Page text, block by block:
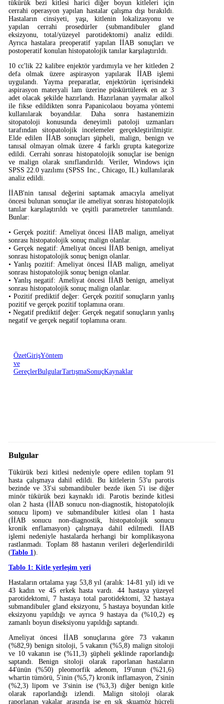
tükürük bezi kitlesi harici diğer boyun kitleleri için
cerrahi operasyon yapılan hastalar çalışma dışı bırakıldı.
Hastaların cinsiyeti, yaşı, kitlenin lokalizasyonu ve
yapılan cerrahi prosedürler (submandibuler gland
eksizyonu, total/yüzeyel parotidektomi) analiz edildi.
Ayrıca hastalara preoperatif yapılan İİAB sonuçları ve
postoperatif konulan histopatolojik tanılar karşılaştırıldı.
10 cc'lik 22 kalibre enjektör yardımıyla ve her kitleden 2
defa olmak üzere aspirasyon yapılarak İİAB işlemi
uygulandı. Yayma preparatlar, enjektörün içerisindeki
aspirasyon materyali lam üzerine püskürtülerek en az 3
adet olacak şekilde hazırlandı. Hazırlanan yaymalar alkol
ile fikse edildikten sonra Papanicolaou boyama yöntemi
kullanılarak boyandılar. Daha sonra hastanemizin
sitopatoloji konusunda deneyimli patoloji uzmanları
tarafından sitopatolojik incelemeler gerçekleştirilmiştir.
Elde edilen İİAB sonuçları şüpheli, malign, benign ve
tanısal olmayan olmak üzere 4 farklı grupta kategorize
edildi. Cerrahi sonrası histopatolojik sonuçlar ise benign
ve malign olarak sınıflandırıldı. Veriler, Windows için
SPSS 22.0 yazılımı (SPSS Inc., Chicago, IL) kullanılarak
analiz edildi.
İİAB'nin tanısal değerini saptamak amacıyla ameliyat
öncesi bulunan sonuçlar ile ameliyat sonrası histopatolojik
tanılar karşılaştırıldı ve çeşitli parametreler tanımlandı.
Bunlar:
• Gerçek pozitif: Ameliyat öncesi İİAB malign, ameliyat
sonrası histopatolojik sonuç malign olanlar.
• Gerçek negatif: Ameliyat öncesi İİAB benign, ameliyat
sonrası histopatolojik sonuç benign olanlar.
• Yanlış pozitif: Ameliyat öncesi İİAB malign, ameliyat
sonrası histopatolojik sonuç benign olanlar.
• Yanlış negatif: Ameliyat öncesi İİAB benign, ameliyat
sonrası histopatolojik sonuç malign olanlar.
• Pozitif prediktif değer: Gerçek pozitif sonuçların yanlış
pozitif ve gerçek pozitif toplamına oranı.
• Negatif prediktif değer: Gerçek negatif sonuçların yanlış
negatif ve gerçek negatif toplamına oranı.
ÖzetGirişYöntem
ve
GereçlerBulgularTartışmaSonuçKaynaklar
Bulgular
Tükürük bezi kitlesi nedeniyle opere edilen toplam 91
hasta çalışmaya dahil edildi. Bu kitlelerin 53'u parotis
bezinde ve 33'si submandibuler bezde iken 5'i ise diğer
minör tükürük bezi kaynaklı idi. Parotis bezinde kitlesi
olan 2 hasta (İİAB sonucu non-diagnostik, histopatolojik
sonucu lipom) ve submandibuler kitlesi olan 1 hasta
(İİAB sonucu non-diagnostik, histopatolojik sonucu
kronik enflamasyon) çalışmaya dahil edilmedi. İİAB
işlemi nedeniyle hastalarda herhangi bir komplikasyona
rastlanmadı. Toplam 88 hastanın verileri değerlendirildi
(Tablo 1).
Tablo 1: Kitle yerleşim yeri
Hastaların ortalama yaşı 53,8 yıl (aralık: 14-81 yıl) idi ve
43 kadın ve 45 erkek hasta vardı. 44 hastaya yüzeyel
parotidektomi, 7 hastaya total parotidektomi, 32 hastaya
submandibuler gland eksizyonu, 5 hastaya boyundan kitle
eksizyonu yapıldığı ve ayrıca 9 hastaya da (%10,2) eş
zamanlı boyun diseksiyonu yapıldığı saptandı.
Ameliyat öncesi İİAB sonuçlarına göre 73 vakanın
(%82,9) benign sitoloji, 5 vakanın (%5,8) malign sitoloji
ve 10 vakanın ise (%11,3) şüpheli şeklinde raporlandığı
saptandı. Benign sitoloji olarak raporlanan hastaların
44'ünün (%50) pleomorfik adenom, 19'unun (%21,6)
whartin tümörü, 5'inin (%5,7) kronik inflamasyon, 2'sinin
(%2,3) lipom ve 3'sinin ise (%3,3) diğer benign kitle
olarak raporlandığı izlendi. Malign sitoloji olarak
raporlanan vakalar arasında ise en sık skuamöz hücreli